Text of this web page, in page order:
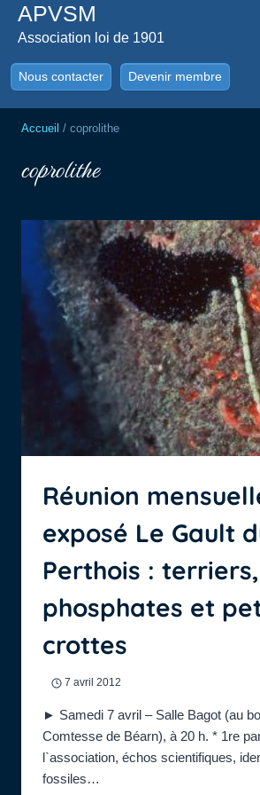
AllerAPVSM
Association loi de 1901
Nous contacter Devenir membre
Accueil / coprolithe
coprolithe
Réunion
exposé Le Gault
Perthois : terriers,
phosphates et
crottes
7 avril 2012
► Samedi 7 avril – Salle Bagot (au
Comtesse de Béarn), à 20 h. * 1re
l`association, échos scientifiques,
fossiles…